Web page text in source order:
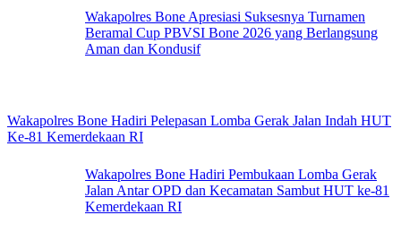
Wakapolres Bone Apresiasi Suksesnya Turnamen
Beramal Cup PBVSI Bone 2026 yang Berlangsung
Aman dan Kondusif
Wakapolres Bone Hadiri Pelepasan Lomba Gerak Jalan Indah HUT
Ke-81 Kemerdekaan RI
Wakapolres Bone Hadiri Pembukaan Lomba Gerak
Jalan Antar OPD dan Kecamatan Sambut HUT ke-81
Kemerdekaan RI